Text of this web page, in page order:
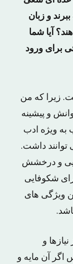
و زبان
آیا شما
برای ورود
زیرا که من
و پیشینه
به ویژه ادب
توانند داشت.
و درخشش
شکوفایی
ویژگی های
و
اگر آن مایه و